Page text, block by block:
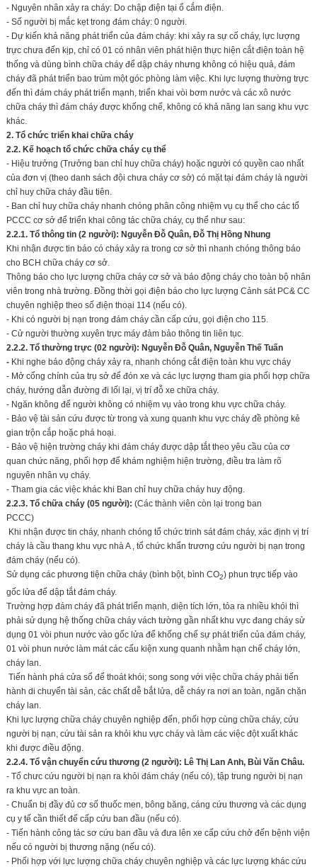
- Nguyên nhân xảy ra cháy: Do chập điện tại ổ cắm điện.
- Số người bị mắc kẹt trong đám cháy: 0 người.
- Dự kiến khả năng phát triển của đám cháy: khi xảy ra sự cố cháy, lực lượng
trực chưa đến kịp, chỉ có 01 có nhân viên phát hiện thực hiện cắt điện toàn hệ
thống và dùng bình chữa cháy để dập cháy nhưng không có hiệu quả, đám
cháy đã phát triển bao trùm một góc phòng làm việc. Khi lực lượng thường trực
đến thì đám cháy phát triển mạnh, triển khai vòi bơm nước và các xô nước
chữa cháy thì đám cháy được khống chế, không có khả năng lan sang khu vực
khác.
2. Tổ chức triển khai chữa cháy
2.2. Kế hoạch tổ chức chữa cháy cụ thể
- Hiệu trưởng (Trưởng ban chỉ huy chữa cháy) hoặc người có quyền cao nhất
của đơn vị (theo danh sách đội chưa cháy cơ sở) có mặt tại đám cháy là người
chỉ huy chữa cháy đầu tiên.
- Ban chỉ huy chữa cháy nhanh chóng phân công nhiệm vụ cụ thể cho các tổ
PCCC cơ sở để triển khai công tác chữa cháy, cụ thể như sau:
2.2.1. Tổ thông tin (2 người): Nguyễn Đỗ Quân, Đỗ Thị Hồng Nhung
Khi nhận được tin báo có cháy xảy ra trong cơ sở thì nhanh chóng thông báo
cho BCH chữa cháy cơ sở.
Thông báo cho lực lượng chữa cháy cơ sở và báo động cháy cho toàn bộ nhân
viên trong nhà trường. Đồng thời gọi điện báo cho lực lượng Cảnh sát PC& CC
chuyên nghiệp theo số điện thoại 114 (nếu có).
- Khi có người bị nạn trong đám cháy cần cấp cứu, gọi điện cho 115.
- Cử người thường xuyên trực máy đảm bảo thông tin liên tục.
2.2.2. Tổ thường trực (02 người): Nguyễn Đỗ Quân, Nguyễn Thế Tuấn
- Khi nghe báo động cháy xảy ra, nhanh chóng cắt điện toàn khu vực cháy
- Mở cổng chính của trụ sở để đón xe và các lực lượng tham gia phối hợp chữa
cháy, hướng dẫn đường đi lối lại, vị trí đỗ xe chữa cháy.
- Ngăn không để người không có nhiệm vụ vào trong khu vực chữa cháy.
- Bảo vệ tài sản cứu được từ trong và xung quanh khu vực cháy đề phòng kẻ
gian trộn cắp hoặc phá hoại.
- Bảo vệ hiện trường cháy khi đám cháy được dập tắt theo yêu cầu của cơ
quan chức năng, phối hợp để khám nghiệm hiện trường, điều tra làm rõ
nguyên nhân vụ cháy.
- Tham gia các việc khác khi Ban chỉ huy chữa cháy huy động.
2.2.3. Tổ chữa cháy (05 người): (Các thành viên còn lại trong ban
PCCC)
Khi nhận được tin cháy, nhanh chóng tổ chức trinh sát đám cháy, xác định vị trí
cháy là cầu thang khu vực nhà A , tổ chức khẩn trương cứu người bị nạn trong
đám cháy (nếu có).
Sử dụng các phương tiện chữa cháy (bình bột, bình CO2) phun trực tiếp vào
gốc lửa để dập tắt đám cháy.
Trường hợp đám cháy đã phát triển mạnh, diện tích lớn, tỏa ra nhiều khói thì
phải sử dụng hệ thống chữa cháy vách tường gần nhất khu vực đang cháy sử
dụng 01 vòi phun nước vào gốc lửa để khống chế sự phát triển của đám cháy,
01 vòi phun nước làm mát các cấu kiện xung quanh nhằm hạn chế cháy lớn,
cháy lan.
Tiến hành phá cửa sổ để thoát khói; song song với việc chữa cháy phải tiến
hành di chuyển tài sản, các chất dễ bắt lửa, dễ cháy ra nơi an toàn, ngăn chặn
cháy lan.
Khi lực lượng chữa cháy chuyên nghiệp đến, phối hợp cùng chữa cháy, cứu
người bị nạn, cứu tài sản ra khỏi khu vực cháy và làm các việc đột xuất khác
khi được điều động.
2.2.4. Tổ vận chuyển cứu thương (2 người): Lê Thị Lan Anh, Bùi Văn Châu.
- Tổ chưc cứu người bị nạn ra khỏi đám cháy (nếu có), tập trung người bị nạn
ra khu vực an toàn.
- Chuẩn bị đầy đủ cơ số thuốc men, bông băng, cáng cứu thương và các dụng
cụ y tế cần thiết để cấp cứu ban đầu (nếu có).
- Tiến hành công tác sơ cứu ban đầu và đưa lên xe cấp cứu chở đến bệnh viện
nếu có người bị thương nặng (nếu có).
- Phối hợp với lực lượng chữa cháy chuyên nghiệp và các lực lượng khác cứu